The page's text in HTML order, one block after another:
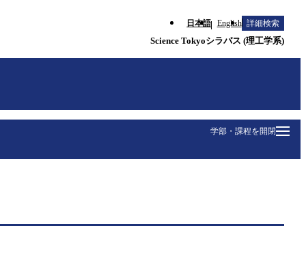
日本語 English 詳細検索
Science Tokyoシラバス (理工学系)
学部・課程を開閉